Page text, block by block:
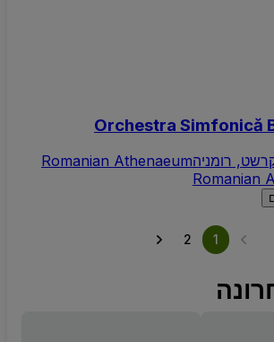
Orchestra Simfonică
רומניהRomanian Athenaeum
Romanian
1